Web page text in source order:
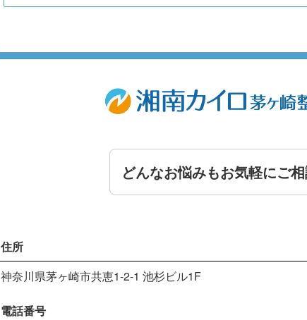
どんなお悩みもお気軽にご
住所
神奈川県茅ヶ崎市共恵1-2-1 池杉ビル1F
電話番号